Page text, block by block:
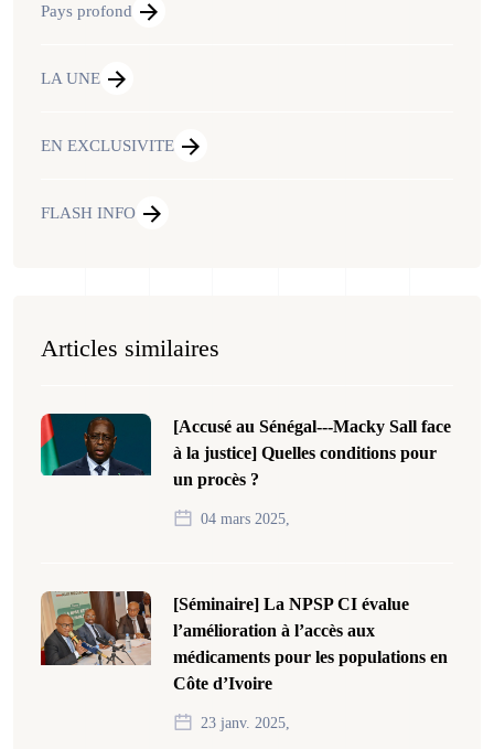
Pays profond
LA UNE
EN EXCLUSIVITE
FLASH INFO
Articles similaires
[Accusé au Sénégal---Macky Sall face
à la justice] Quelles conditions pour
un procès ?
04 mars 2025,
[Séminaire] La NPSP CI évalue
l’amélioration à l’accès aux
médicaments pour les populations en
Côte d’Ivoire
23 janv. 2025,